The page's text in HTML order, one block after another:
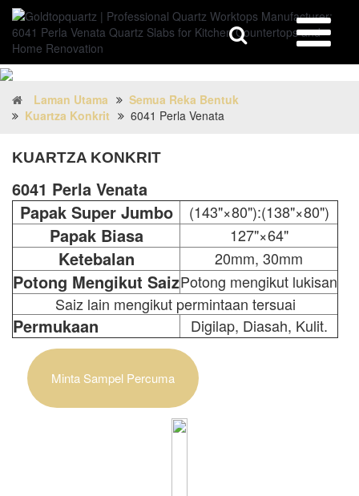
Laman Utama
Semua Reka Bentuk
Kuartza Konkrit
6041 Perla Venata
KUARTZA KONKRIT
6041 Perla Venata
Papak Super Jumbo
(143"×80"):(138"×80")
Papak Biasa 127"×64"
Ketebalan 20mm, 30mm
Potong Mengikut SaizPotong mengikut lukisan
Saiz lain mengikut permintaan tersuai
Permukaan Digilap, Diasah, Kulit.
Minta Sampel Percuma